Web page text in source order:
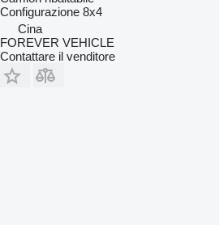
Configurazione 8x4
Cina
FOREVER VEHICLE
Contattare il venditore